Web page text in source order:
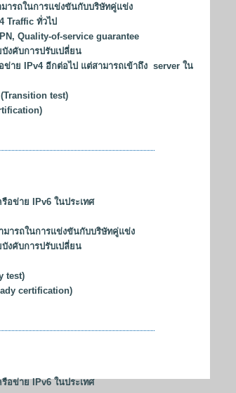
ารถในการแข่งขันกับบริษัทคู่แข่ง
Traffic ทั่วไป
Quality-of-service guarantee
งคับการปรับเปลี่ยน
ข่าย IPv4 อีกต่อไป แต่สามารถเข้าถึง server ใน
test)
อข่าย IPv6 ในประเทศ
มารถในการแข่งขันกับบริษัทคู่แข่ง
งคับการปรับเปลี่ยน
test)
certification)
อข่าย IPv6 ในประเทศ